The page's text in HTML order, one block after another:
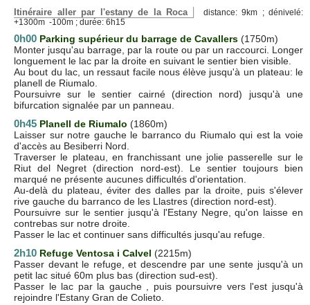
Itinéraire aller par l'estany de la Roca
distance: 9km ; dénivelé:
+1300m -100m ; durée: 6h15
0h00 Parking supérieur du barrage de Cavallers (1750m)
Monter jusqu'au barrage, par la route ou par un raccourci. Longer
longuement le lac par la droite en suivant le sentier bien visible.
Au bout du lac, un ressaut facile nous élève jusqu'à un plateau: le
planell de Riumalo.
Poursuivre sur le sentier cairné (direction nord) jusqu'à une
bifurcation signalée par un panneau.
0h45 Planell de Riumalo (1860m)
Laisser sur notre gauche le barranco du Riumalo qui est la voie
d'accès au Besiberri Nord.
Traverser le plateau, en franchissant une jolie passerelle sur le
Riut del Negret (direction nord-est). Le sentier toujours bien
marqué ne présente aucunes difficultés d'orientation.
Au-delà du plateau, éviter des dalles par la droite, puis s'élever
rive gauche du barranco de les Llastres (direction nord-est).
Poursuivre sur le sentier jusqu'à l'Estany Negre, qu'on laisse en
contrebas sur notre droite.
Passer le lac et continuer sans difficultés jusqu'au refuge.
2h10 Refuge Ventosa i Calvel (2215m)
Passer devant le refuge, et descendre par une sente jusqu'à un
petit lac situé 60m plus bas (direction sud-est).
Passer le lac par la gauche , puis poursuivre vers l'est jusqu'à
rejoindre l'Estany Gran de Colieto.